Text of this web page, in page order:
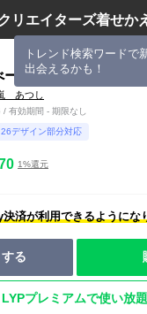
リエイターズ着せか
トレンド検索ワードで
出会えるかも！
ーべや
あつし
有効期間 - 期限なし
デザイン部分対応
1%還元
済が利用できるようにな
る
LYPプレミアムで使い放題